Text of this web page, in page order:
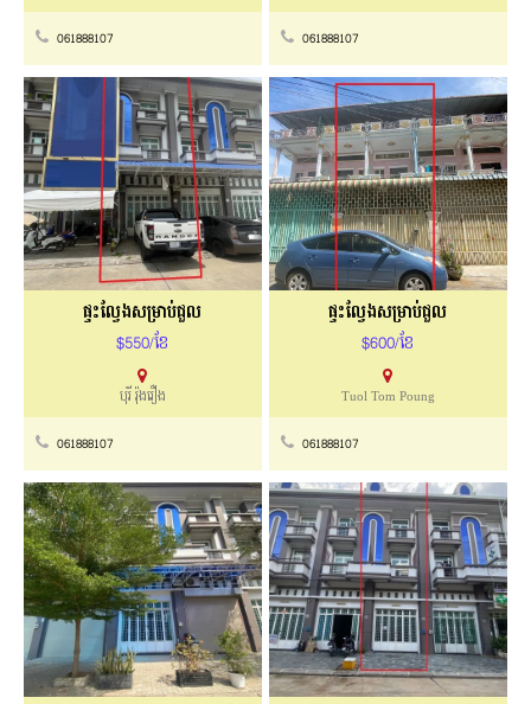
061888107 061888107
ផ្ទះល្វែងសម្រាប់ជួល
$550/ខែ
បុរី រ៉ុងរឿង
061888107
ផ្ទះល្វែងសម្រាប់ជួល
$600/ខែ
Tuol Tom Poung
061888107